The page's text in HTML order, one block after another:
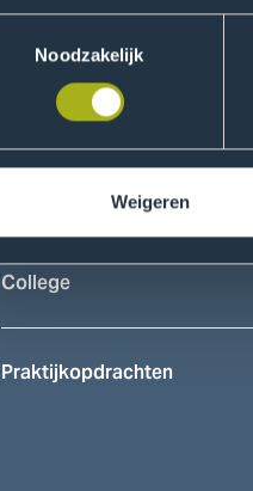
Noodzakelijk
Weigeren
Startmaand
Lesdagen
College
Praktijkopdrachten